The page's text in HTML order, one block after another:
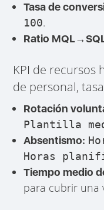
Tasa de
100.
Ratio
KPI de recursos
de personal,
Rotación
Plantilla
Absentismo:
Horas
Tiempo medio
para cubrir una